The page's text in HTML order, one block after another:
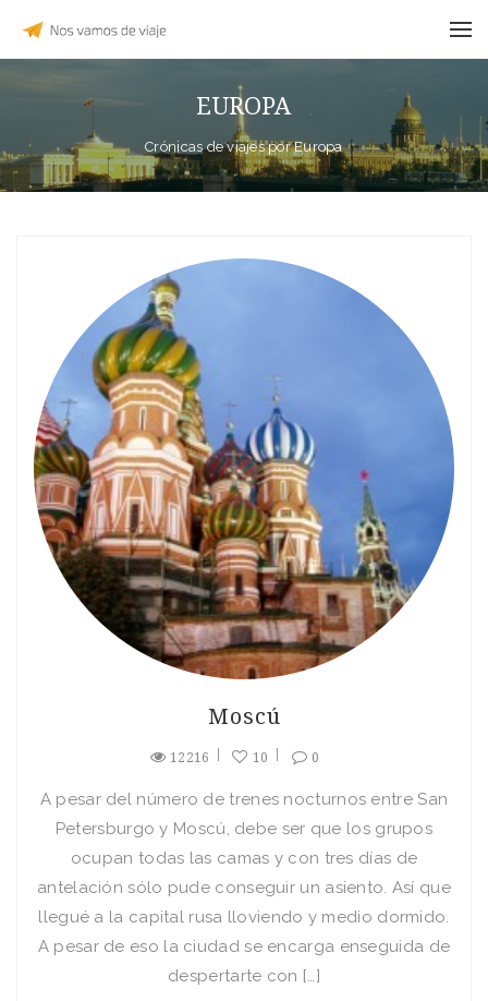
EUROPA
Crónicas de viajes por Europa
Moscú
12216 10 0
A pesar del número de trenes nocturnos entre San
Petersburgo y Moscú, debe ser que los grupos
ocupan todas las camas y con tres dí­as de
antelación sólo pude conseguir un asiento. Así­ que
llegué a la capital rusa lloviendo y medio dormido.
A pesar de eso la ciudad se encarga enseguida de
despertarte con […]